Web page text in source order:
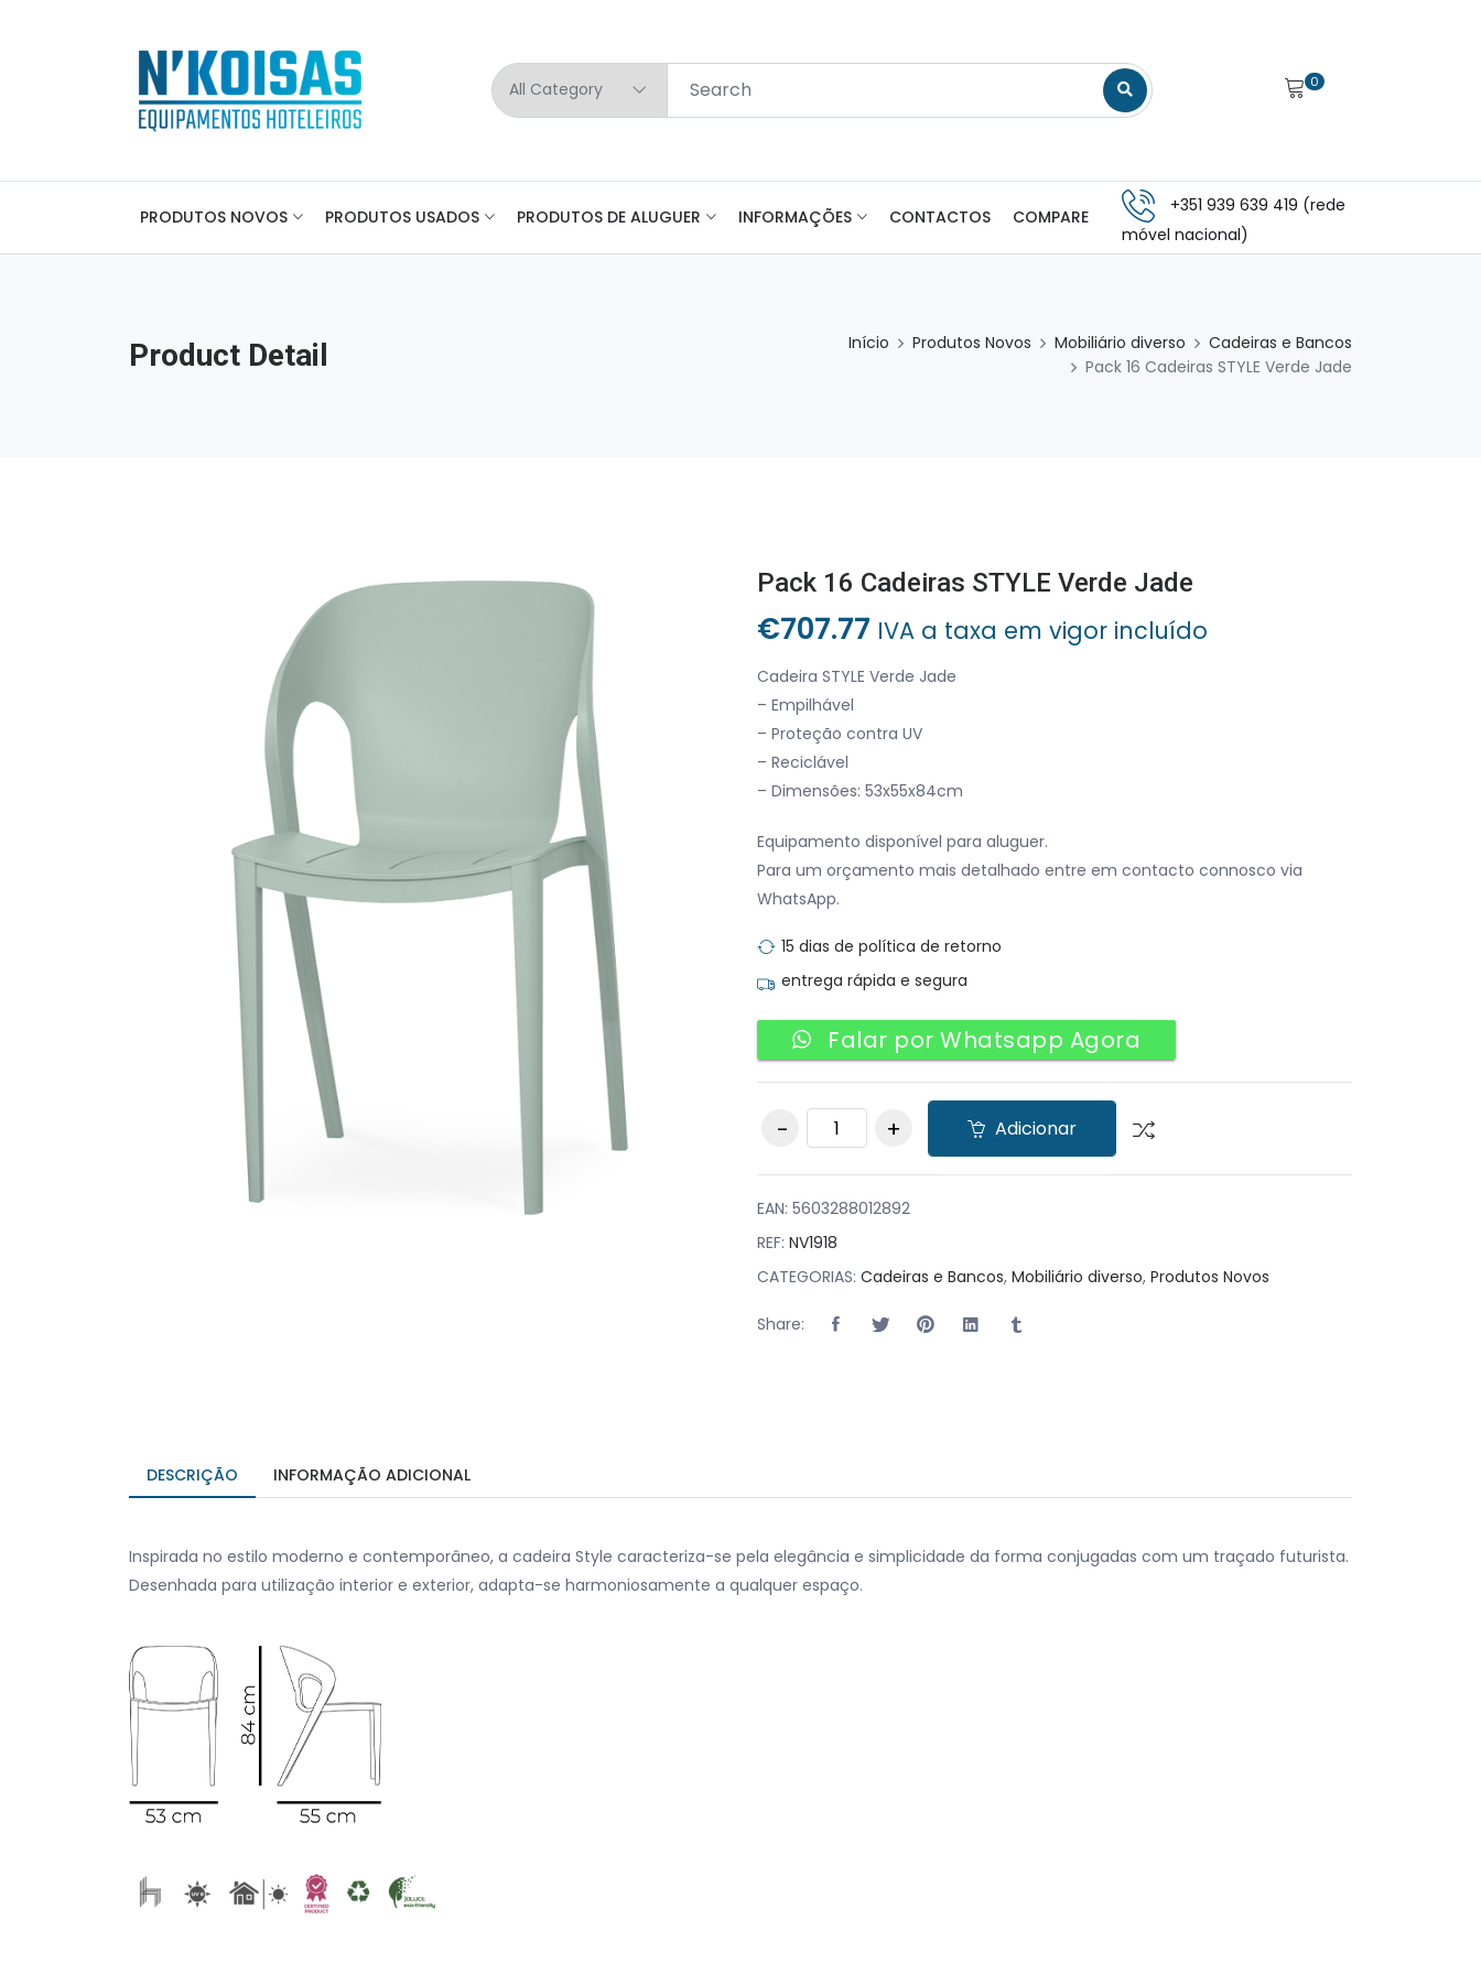
0
PRODUTOS NOVOS PRODUTOS USADOS PRODUTOS DE ALUGUER INFORMAÇÕES CONTACTOS COMPARE
+351 939 639 419 (rede
móvel nacional)
Product Detail Início Produtos Novos Mobiliário diverso
Cadeiras e Bancos
Pack 16 Cadeiras STYLE Verde Jade
Pack 16 Cadeiras STYLE Verde Jade
€707.77 IVA a taxa em vigor incluído
Cadeira STYLE Verde Jade
– Empilhável
– Proteção contra UV
– Reciclável
– Dimensões: 53x55x84cm
Equipamento disponível para aluguer.
Para um orçamento mais detalhado entre em contacto connosco via
WhatsApp.
15 dias de política de retorno
entrega rápida e segura
Falar por Whatsapp Agora
Pack 16 Cadeiras
STYLE Verde Jade
Adicionar
EAN: 5603288012892
REF: NV1918
CATEGORIAS: Cadeiras e Bancos, Mobiliário diverso, Produtos Novos
Share:
DESCRIÇÃO INFORMAÇÃO ADICIONAL
Inspirada no estilo moderno e contemporâneo, a cadeira Style caracteriza-se pela elegância e simplicidade da forma conjugadas com um traçado futurista.
Desenhada para utilização interior e exterior, adapta-se harmoniosamente a qualquer espaço.